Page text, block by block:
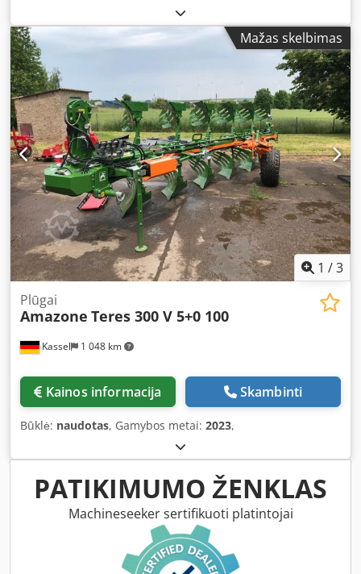
Mažas skelbimas
1 /3
Kassel 1 048 km
Plūgai
Amazone Teres 300 V 5+0 100
Kainos informacija Skambinti
Būklė: naudotas, Gamybos metai: 2023,
PATIKIMUMO ŽENKLAS
Machineseeker sertifikuoti platintojai